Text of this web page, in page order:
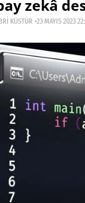
zekâ
KÜSTÜR 23 MAYIS 2023